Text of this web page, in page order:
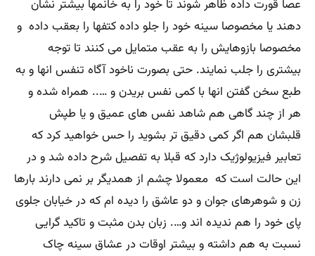
عصا قورت داده ظاهر شوند تا خود را به خانمها بیشتر نشان
دهند یا مخصوصا سینه خود را جلو داده کتفها را بعقب داده و
مخصوصا بازوهایش را به عقب متمایل می کنند تا توجه
بیشتری را جلب نمایند. حتی بصورت ناخود آگاه تنفس انها و به
طبع سخن گفتن انها با کمی نفس بریدن و ….. همراه شده و
هر از چند گاهی هم شاهد نفس های عمیق و یا طپش
قلبشان هم اگر کمی دقیق تر بشوید را حس خواهید کرد که
تعابیر فیزیولوژیک دارد که قبلا به تفصیل شرح داده شد و در
این حالت است که معمولا چشم از همدیگر بر نمی دارند بارها
زن و شوهرهای جوان و دو عاشق را دیده ام که در خیابان جلوی
پای خود را هم ندیده اند و…. زبان بدن مثبت و تاکید گرایی
نسبت به هم داشته و بیشتر اوقات در عشاق سینه چاک